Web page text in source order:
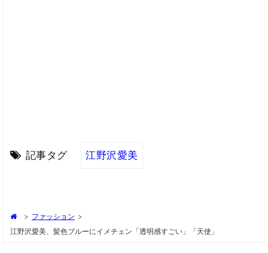
記事タグ 江野沢愛美
> ファッション >
江野沢愛美、髪色ブルーにイメチェン「透明感すごい」「天使」